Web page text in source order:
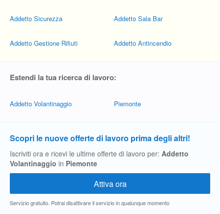
Addetto Sicurezza
Addetto Gestione Rifiuti
Addetto Sala Bar
Addetto Antincendio
Estendi la tua ricerca di lavoro:
Addetto Volantinaggio Piemonte
Scopri le nuove offerte di lavoro prima degli altri!
Iscriviti ora e ricevi le ultime offerte di lavoro per: Addetto
Volantinaggio in Piemonte
Servizio gratuito. Potrai disattivare il servizio in qualunque momento